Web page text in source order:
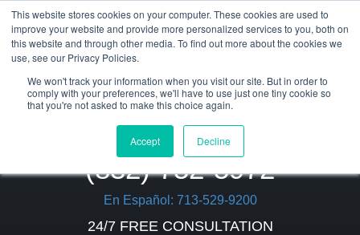
This website stores cookies on your computer. These cookies are used to
improve your website and provide more personalized services to you, both on
this website and through other media. To find out more about the cookies we
use, see our Privacy Policies.
We won't track your information when you visit our site. But in order to
comply with your preferences, we'll have to use just one tiny cookie so
that you're not asked to make this choice again.
Accept Decline
(832) 752-5972
En Español: 713-529-9200
24/7 FREE CONSULTATION